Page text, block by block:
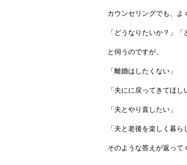
カウンセリングでも、よ
「どうなりたいか？」「
と伺うのですが、
「離婚はしたくない」
「夫にに戻ってきてほし
「夫とやり直したい」
「夫と老後を楽しく暮ら
そのような答えが返って